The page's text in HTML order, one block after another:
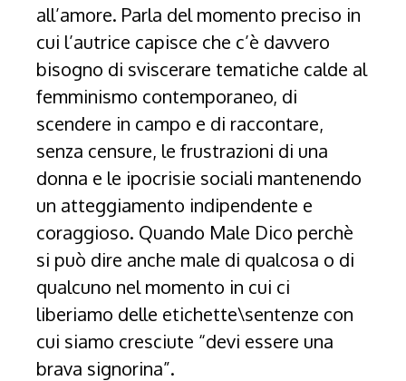
all’amore. Parla del momento preciso in
cui l’autrice capisce che c’è davvero
bisogno di sviscerare tematiche calde al
femminismo contemporaneo, di
scendere in campo e di raccontare,
senza censure, le frustrazioni di una
donna e le ipocrisie sociali mantenendo
un atteggiamento indipendente e
coraggioso. Quando Male Dico perchè
si può dire anche male di qualcosa o di
qualcuno nel momento in cui ci
liberiamo delle etichette\sentenze con
cui siamo cresciute “devi essere una
brava signorina”.